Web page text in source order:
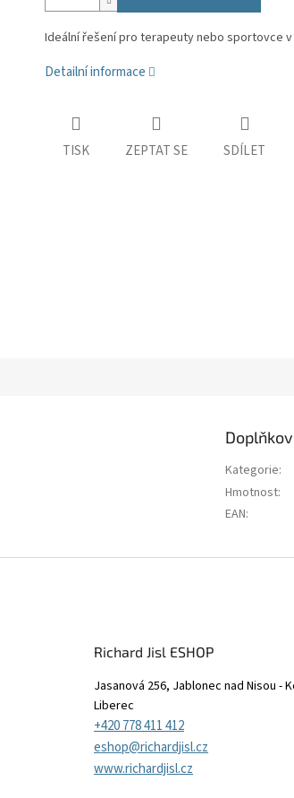
Ideální řešení pro terapeuty nebo sportovce
Detailní informace
TISK ZEPTAT SE SDÍLET
Kategorie:
Hmotnost:
EAN:
Richard Jisl ESHOP
Jasanová 256, Jablonec nad Nisou -
Liberec
+420 778 411 412
eshop@richardjisl.cz
www.richardjisl.cz